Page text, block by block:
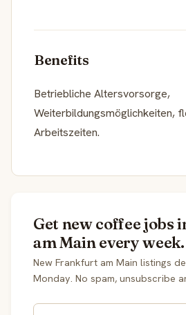
Benefits
Betriebliche Altersvorsorge,
Weiterbildungsmöglichkeiten,
Arbeitszeiten.
Get new coffee jobs
am Main every
New Frankfurt am Main listings
Monday. No spam, unsubscribe